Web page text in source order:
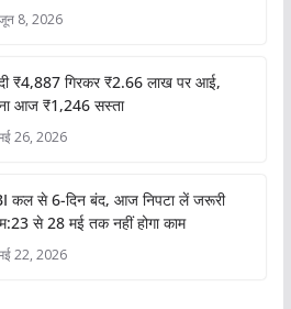
8, 2026
₹4,887 गिरकर ₹2.66 लाख पर आई,
आज ₹1,246 सस्ता
26, 2026
कल से 6-दिन बंद, आज निपटा लें जरूरी
से 28 मई तक नहीं होगा काम
22, 2026